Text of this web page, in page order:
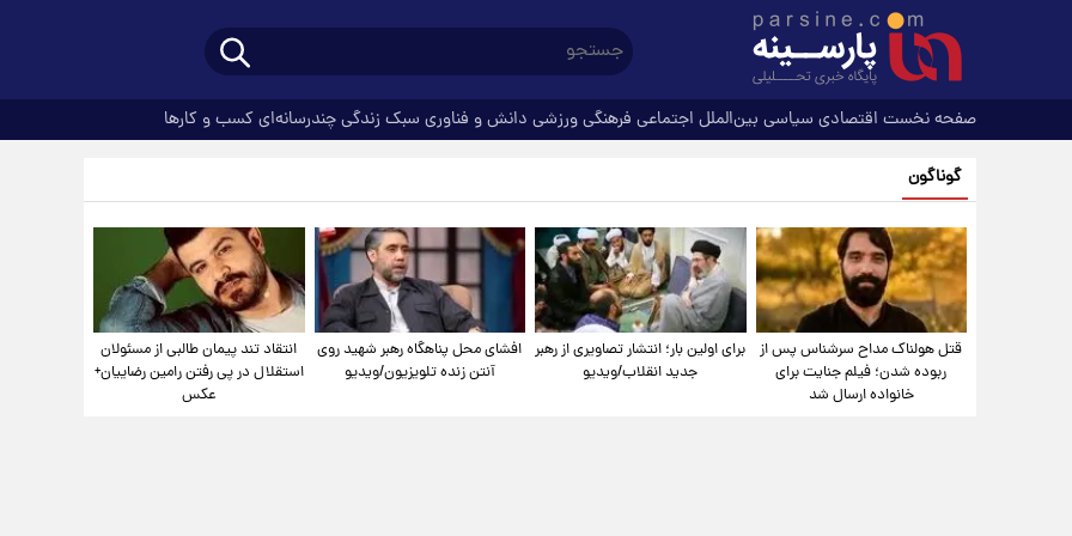
صفحه نخست اقتصادی سیاسی بین‌الملل اجتماعی فرهنگیورزشی دانش و فناوری سبک زندگیچندرسانه‌ای کسب و کارها
گوناگون
قتل هولناک مداح سرشناس پس از
ربوده شدن؛ فیلم جنایت برای
خانواده ارسال شد
برای اولین بار؛ انتشار تصاویری از رهبر
جدید انقلاب/ویدیو
افشای محل پناهگاه‌ رهبر شهید روی
آنتن زنده تلویزیون/ویدیو
انتقاد تند پیمان طالبی از مسئولان
استقلال در پی رفتن رامین رضاییان+
عکس